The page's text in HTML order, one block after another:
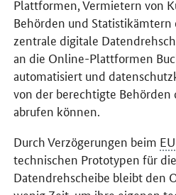
Plattformen, Vermietern von
Behörden und
zentrale digitale
an die Online-Plattformen
automatisiert und
von der berechtigte Behörden
abrufen können.
Durch Verzögerungen beim EU
technischen Prototypen für
Datendrehscheibe bleibt den